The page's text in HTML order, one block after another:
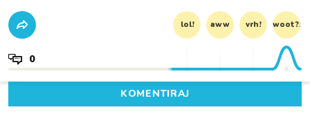
lol! aww vrh! woot?!
0
KOMENTIRAJ